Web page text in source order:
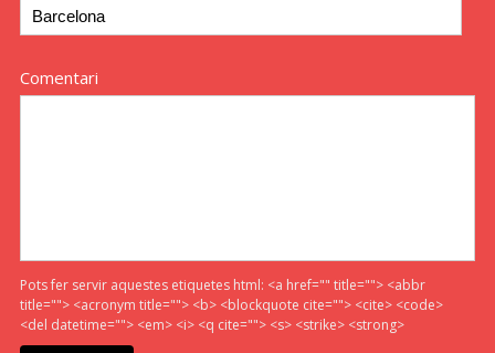
Comentari
Pots fer servir aquestes etiquetes html: <a href="" title=""> <abbr
title=""> <acronym title=""> <b> <blockquote cite=""> <cite> <code>
<del datetime=""> <em> <i> <q cite=""> <s> <strike> <strong>